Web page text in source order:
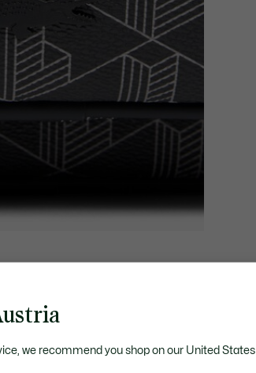
we recommend you shop on our United States